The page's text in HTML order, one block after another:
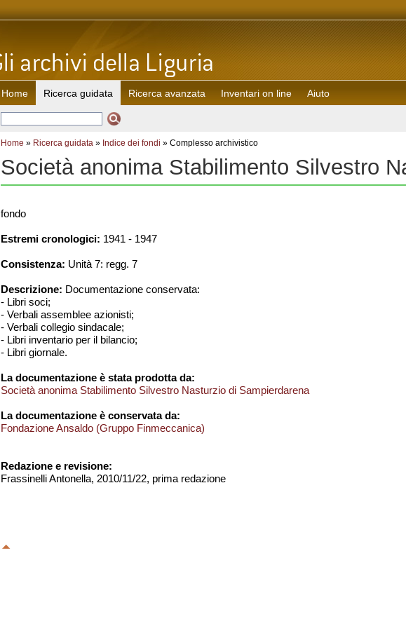
Home Ricerca guidata Ricerca avanzata Inventari on line Aiuto
Home » Ricerca guidata » Indice dei fondi » Complesso archivistico
Società anonima Stabilimento Silvestro
fondo
Estremi cronologici: 1941 - 1947
Consistenza: Unità 7: regg. 7
Descrizione: Documentazione conservata:
- Libri soci;
- Verbali assemblee azionisti;
- Verbali collegio sindacale;
- Libri inventario per il bilancio;
- Libri giornale.
La documentazione è stata prodotta da:
Società anonima Stabilimento Silvestro Nasturzio di Sampierdarena
La documentazione è conservata da:
Fondazione Ansaldo (Gruppo Finmeccanica)
Redazione e revisione:
Frassinelli Antonella, 2010/11/22, prima redazione